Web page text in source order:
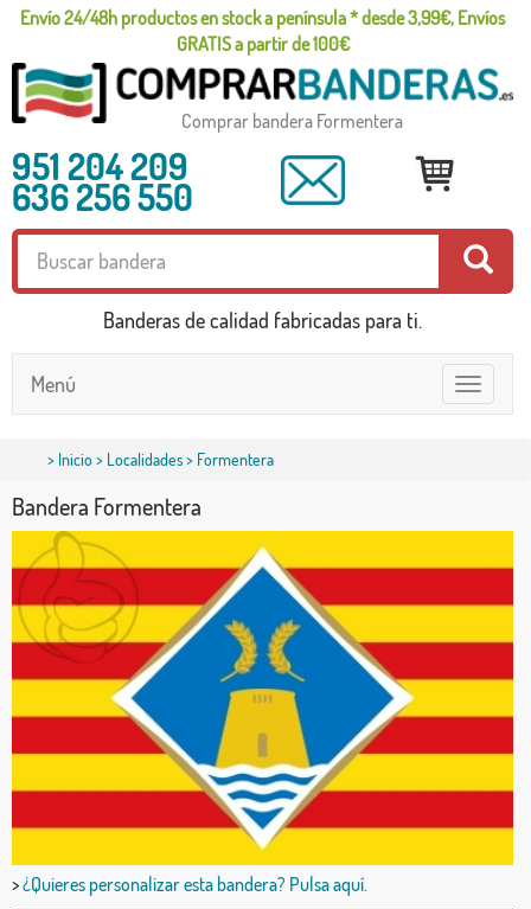
Envío 24/48h productos en stock a península * desde 3,99€, Envíos
GRATIS a partir de 100€
Comprar bandera Formentera
951 204 209
636 256 550
Banderas de calidad fabricadas para ti.
Toggle
navigation
Menú
> Inicio> Localidades> Formentera
Bandera Formentera
>¿Quieres personalizar esta bandera? Pulsa aquí.